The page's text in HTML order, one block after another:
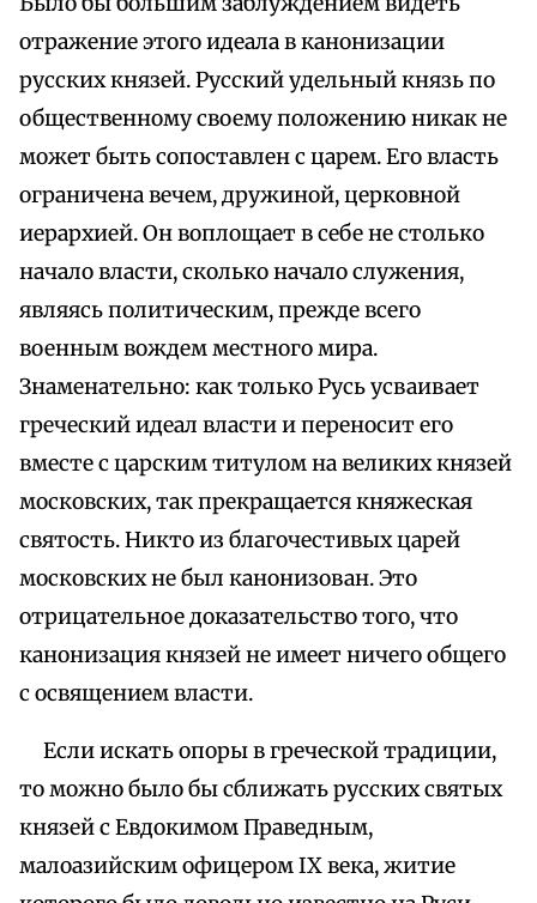
отражение этого идеала в канонизации
русских князей. Русский удельный князь по
общественному своему положению никак не
может быть сопоставлен с царем. Его власть
ограничена вечем, дружиной, церковной
иерархией. Он воплощает в себе не столько
начало власти, сколько начало служения,
являясь политическим, прежде всего
военным вождем местного мира.
Знаменательно: как только Русь усваивает
греческий идеал власти и переносит его
вместе с царским титулом на великих князей
московских, так прекращается княжеская
святость. Никто из благочестивых царей
московских не был канонизован. Это
отрицательное доказательство того, что
канонизация князей не имеет ничего общего
с освящением власти.
Если искать опоры в греческой традиции,
то можно было бы сближать русских святых
князей с Евдокимом Праведным,
малоазийским офицером IX века, житие